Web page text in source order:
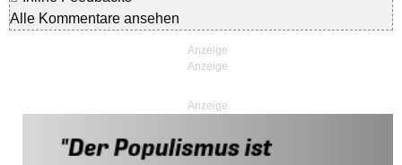
Alle Kommentare ansehen
Anzeige